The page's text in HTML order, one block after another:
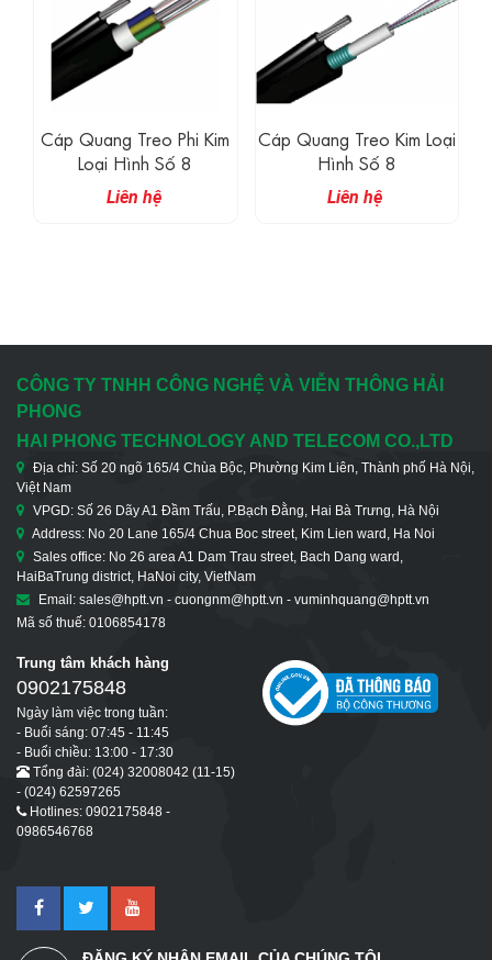
Cáp Quang Treo Phi Kim
Loại Hình Số 8
Liên hệ
Cáp Quang Treo Kim Loại
Hình Số 8
Liên hệ
CÔNG TY TNHH CÔNG NGHỆ VÀ VIỄN THÔNG HẢI
PHONG
HAI PHONG TECHNOLOGY AND TELECOM CO.,LTD
Địa chỉ: Số 20 ngõ 165/4 Chùa Bộc, Phường Kim Liên, Thành phố Hà Nội,
Việt Nam
VPGD: Số 26 Dãy A1 Đầm Trấu, P.Bạch Đằng, Hai Bà Trưng, Hà Nội
Address: No 20 Lane 165/4 Chua Boc street, Kim Lien ward, Ha Noi
Sales office: No 26 area A1 Dam Trau street, Bach Dang ward,
HaiBaTrung district, HaNoi city, VietNam
Email: sales@hptt.vn - cuongnm@hptt.vn - vuminhquang@hptt.vn
Mã số thuế: 0106854178
Trung tâm khách hàng
0902175848
Ngày làm việc trong tuần:
- Buổi sáng: 07:45 - 11:45
- Buổi chiều: 13:00 - 17:30
Tổng đài: (024) 32008042 (11-15)
- (024) 62597265
Hotlines: 0902175848 -
0986546768